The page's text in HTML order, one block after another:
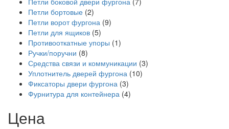
Петли бортовые (2)
Петли ворот фургона (9)
Петли для ящиков (5)
Противооткатные упоры (1)
Ручки/поручни (8)
Средства связи и коммуникации (3)
Уплотнитель дверей фургона (10)
Фиксаторы двери фургона (3)
Фурнитура для контейнера (4)
Цена